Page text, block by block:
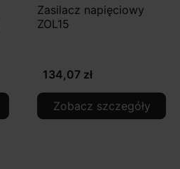
Zasilacz napięciowy
ZOL15
134,07 zł
Zobacz szczegóły